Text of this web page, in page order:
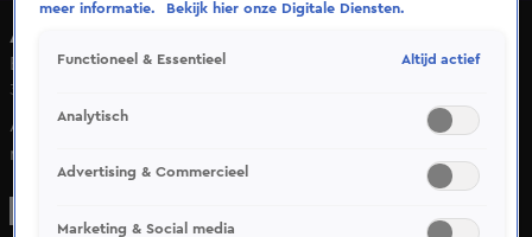
Avastars
Bengelo - Think
31 mrt 2023, 20:30
Avastar Bengelo (Ben Saunders & Angelo Pardo) zingt het
nummer Think van Aretha Franklin.
meer informatie.
Bekijk hier onze Digitale Diensten.
Functioneel & Essentieel Altijd actief
Analytisch
Advertising & Commercieel
Marketing & Social media